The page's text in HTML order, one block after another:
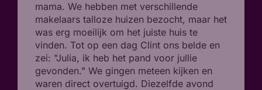
mama. We hebben met verschillende
makelaars talloze huizen bezocht, maar het
was erg moeilijk om het juiste huis te
vinden. Tot op een dag Clint ons belde en
zei: "Julia, ik heb het pand voor jullie
gevonden." We gingen meteen kijken en
waren direct overtuigd. Diezelfde avond